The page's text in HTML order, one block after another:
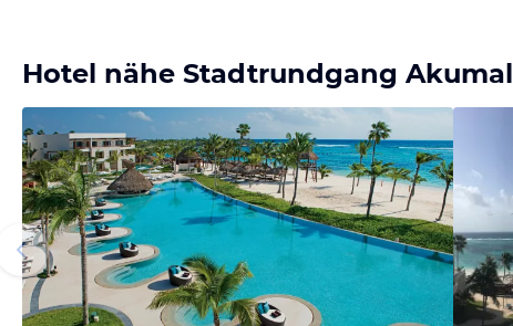
Hotel nähe Stadtrundgang Akumal